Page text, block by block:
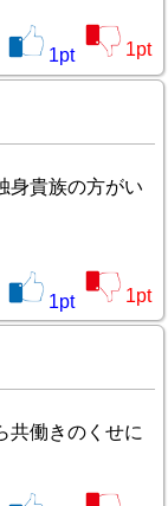
1pt 1pt
身貴族の方がい
1pt 1pt
共働きのくせに